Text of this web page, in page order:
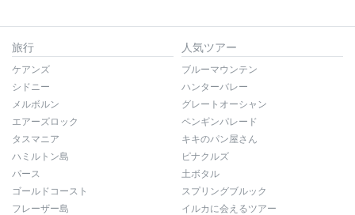
旅行
ケアンズ
シドニー
メルボルン
エアーズロック
タスマニア
ハミルトン島
パース
ゴールドコースト
フレーザー島
人気ツアー
ブルーマウンテン
ハンターバレー
グレートオーシャン
ペンギンパレード
キキのパン屋さん
ピナクルズ
土ボタル
スプリングブルック
イルカに会えるツアー